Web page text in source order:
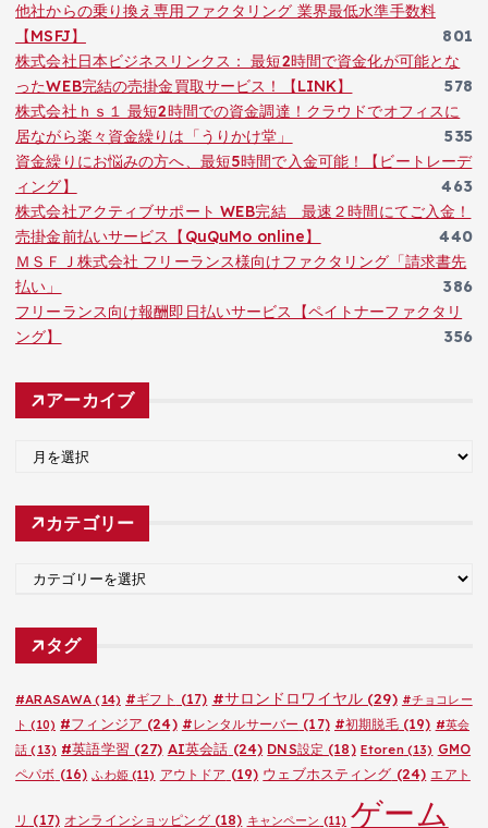
他社からの乗り換え専用ファクタリング 業界最低水準手数料
【MSFJ】
801
株式会社日本ビジネスリンクス： 最短2時間で資金化が可能とな
ったWEB完結の売掛金買取サービス！【LINK】
578
株式会社ｈｓ１ 最短2時間での資金調達！クラウドでオフィスに
居ながら楽々資金繰りは「うりかけ堂」
535
資金繰りにお悩みの方へ、最短5時間で入金可能！【ビートレーデ
ィング】
463
株式会社アクティブサポート WEB完結 最速２時間にてご入金！
売掛金前払いサービス【QuQuMo online】
440
ＭＳＦＪ株式会社 フリーランス様向けファクタリング「請求書先
払い」
386
フリーランス向け報酬即日払いサービス【ペイトナーファクタリ
ング】
356
アーカイブ
カ
カテゴリー
ゴ
タグ
#ARASAWA (14) #ギフト (17) #サロンドロワイヤル(29) #チョコレー
ト (10) #フィンジア (24) #レンタルサーバー (17) #初期脱毛(19) #英会
話 (13) #英語学習 (27) AI英会話 (24) DNS設定 (18) Etoren(13) GMO
ペパボ (16) ふわ姫(11) アウトドア (19) ウェブホスティング (24) エアト
リ (17) オンラインショッピング(18) キャンペーン (11) ゲーム